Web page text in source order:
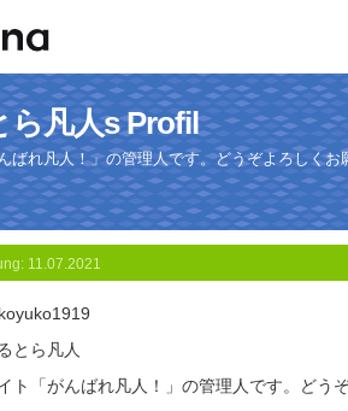
ら凡人s Profil
ばれ凡人！」の管理人です。どうぞよろしくお
11.07.2021
とら凡人
ト「がんばれ凡人！」の管理人です。どう